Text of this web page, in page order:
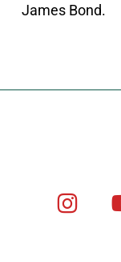
James Bond.